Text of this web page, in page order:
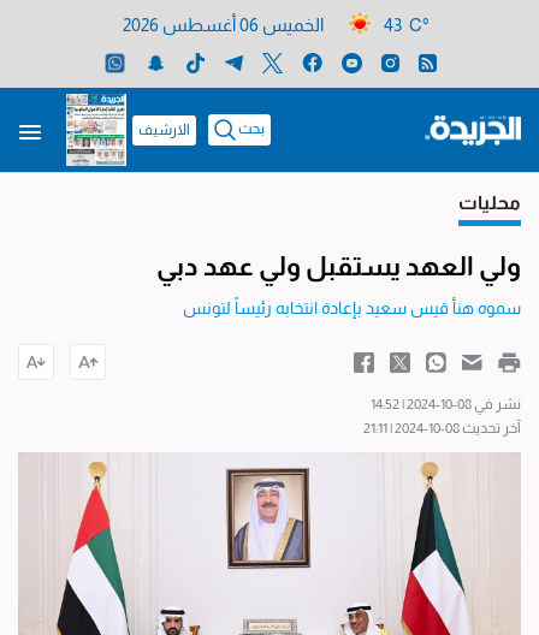
43 C° الخميس 06 أغسطس 2026
بحث الارشيف
محليات
ولي العهد يستقبل ولي عهد دبي
سموه هنأ قيس سعيد بإعادة انتخابه رئيساً لتونس
نشر في 08-10-2024 | 14:52
آخر تحديث 08-10-2024 | 21:11